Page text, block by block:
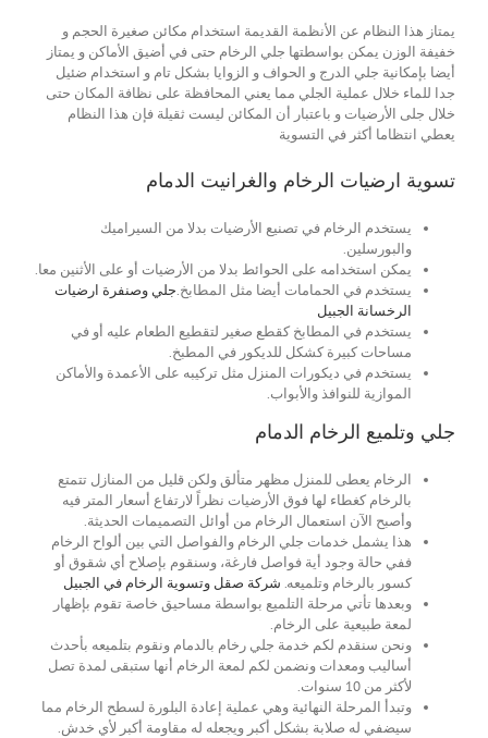
يمتاز هذا النظام عن الأنظمة القديمة استخدام مكائن صغيرة الحجم و
خفيفة الوزن يمكن بواسطتها جلي الرخام حتى في أضيق الأماكن و يمتاز
أيضا بإمكانية جلي الدرج و الحواف و الزوايا بشكل تام و استخدام ضئيل
جدا للماء خلال عملية الجلي مما يعني المحافظة على نظافة المكان حتى
خلال جلى الأرضيات و باعتبار أن المكائن ليست ثقيلة فإن هذا النظام
يعطي انتظاما أكثر في التسوية
تسوية ارضيات الرخام والغرانيت الدمام
يستخدم الرخام في تصنيع الأرضيات بدلا من السيراميك
والبورسلين.
يمكن استخدامه على الحوائط بدلا من الأرضيات أو على الأثنين معا.
يستخدم في الحمامات أيضا مثل المطابخ.جلي وصنفرة ارضيات
الرخسانة الجبيل
يستخدم في المطابخ كقطع صغير لتقطيع الطعام عليه أو في
مساحات كبيرة كشكل للديكور في المطبخ.
يستخدم في ديكورات المنزل مثل تركيبه على الأعمدة والأماكن
الموازية للنوافذ والأبواب.
جلي وتلميع الرخام الدمام
الرخام يعطى للمنزل مظهر متألق ولكن قليل من المنازل تتمتع
بالرخام كغطاء لها فوق الأرضيات نظراً لارتفاع أسعار المتر فيه
وأصبح الآن استعمال الرخام من أوائل التصميمات الحديثة.
هذا يشمل خدمات جلي الرخام والفواصل التي بين ألواح الرخام
ففي حالة وجود أية فواصل فارغة، وسنقوم بإصلاح أي شقوق أو
كسور بالرخام وتلميعه. شركة صقل وتسوية الرخام في الجبيل
وبعدها تأتي مرحلة التلميع بواسطة مساحيق خاصة تقوم بإظهار
لمعة طبيعية على الرخام.
ونحن سنقدم لكم خدمة جلي رخام بالدمام ونقوم بتلميعه بأحدث
أساليب ومعدات ونضمن لكم لمعة الرخام أنها ستبقى لمدة تصل
لأكثر من 10 سنوات.
وتبدأ المرحلة النهائية وهي عملية إعادة البلورة لسطح الرخام مما
سيضفي له صلابة بشكل أكبر ويجعله له مقاومة أكبر لأي خدش.